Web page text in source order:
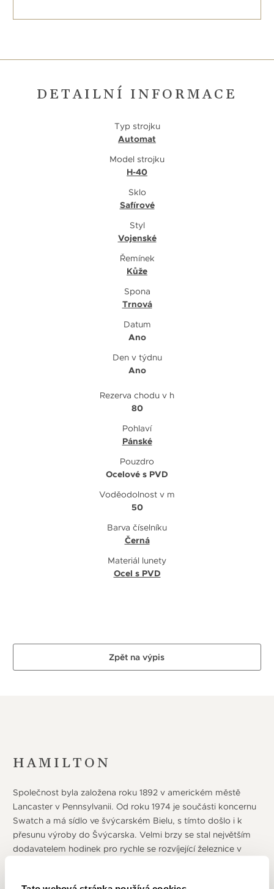
DETAILNÍ INFORMACE
Typ strojku
Automat
Model strojku
H-40
Sklo
Safírové
Styl
Vojenské
Řemínek
Kůže
Spona
Trnová
Datum
Ano
Den v týdnu
Ano
Rezerva chodu v h
80
Pohlaví
Pánské
Pouzdro
Ocelové s PVD
Voděodolnost v m
50
Barva číselníku
Černá
Materiál lunety
Ocel s PVD
Zpět na výpis
HAMILTON
Společnost byla založena roku 1892 v americkém městě
Lancaster v Pennsylvanii. Od roku 1974 je součásti koncernu
Swatch a má sídlo ve švýcarském Bielu, s tímto došlo i k
přesunu výroby do Švýcarska. Velmi brzy se stal největším
dodavatelem hodinek pro rychle se rozvíjející železnice v